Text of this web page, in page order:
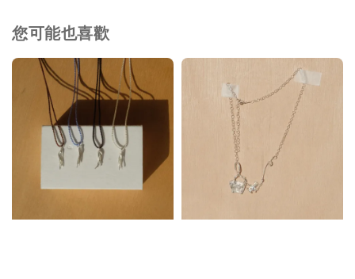
您可能也喜歡